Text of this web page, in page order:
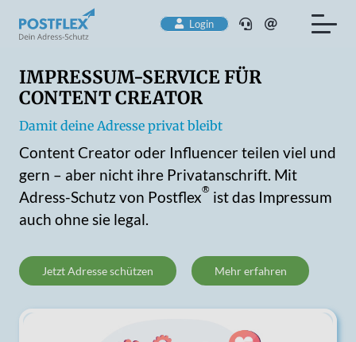
Login
IMPRESSUM-SERVICE FÜR
CONTENT CREATOR
Damit deine Adresse privat bleibt
Content Creator oder Influencer teilen viel und
gern – aber nicht ihre Privatanschrift. Mit
Adress-Schutz von Postflex® ist das Impressum
auch ohne sie legal.
Jetzt Adresse schützen Mehr erfahren